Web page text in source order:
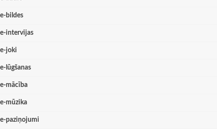
e-bildes
e-intervijas
e-joki
e-lūgšanas
e-mācība
e-mūzika
e-paziņojumi